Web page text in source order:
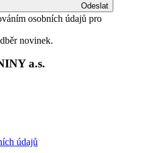
Odeslat
osobních údajů pro
novinek.
a.s.
údajů